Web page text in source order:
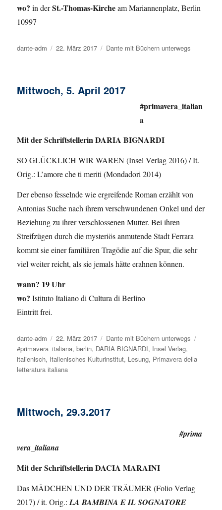
wo?in derSt.-Thomas-Kircheam Mariannenplatz, Berlin
10997
Autor
dante-adm
Veröffentlicht
22. März 2017 Kategorien
Dante mit Büchern unterwegs
Mittwoch, 5. April 2017
#primavera_italian
a
Mit der Schriftstellerin DARIA BIGNARDI
SO GLÜCKLICH WIR WAREN (Insel Verlag 2016) / It.
Orig.: L’amore che ti meriti (Mondadori 2014)
Der ebenso fesselnde wie ergreifende Roman erzählt von
Antonias Suche nach ihrem verschwundenen Onkel und der
Beziehung zu ihrer verschlossenen Mutter. Bei ihren
Streifzügen durch die mysteriös anmutende Stadt Ferrara
kommt sie einer familiären Tragödie auf die Spur, die sehr
viel weiter reicht, als sie jemals hätte erahnen können.
wann? 19 Uhr
wo?Istituto Italiano di Cultura di Berlino
Eintritt frei.
Autor
dante-adm
Veröffentlicht
am
22. März 2017 Kategorien
Dante mit Büchern unterwegs
#primavera_italiana,berlin, DARIA BIGNARDI, Insel Verlag,
italienisch, Italienisches Kulturinstitut, Lesung, Primavera della
letteratura italiana
Mittwoch, 29.3.2017
#prima
vera_italiana
Mit der Schriftstellerin DACIA MARAINI
Das MÄDCHEN UND DER TRÄUMER (Folio Verlag
2017) / it. Orig.:LA BAMBINA E IL SOGNATORE